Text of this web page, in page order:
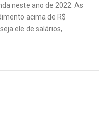
neste ano de 2022. As
acima de R$
ele de salários,
contas, declarando